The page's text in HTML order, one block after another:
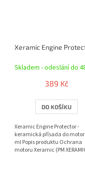
Xeramic Engine
Skladem - odeslání do
389 Kč
DO KOŠÍKU
Xeramic Engine Protector -
keramická přísada do
ml Popis produktu Ochrana
motoru Xeramic (PM